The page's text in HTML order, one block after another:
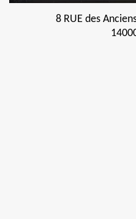
8 RUE des